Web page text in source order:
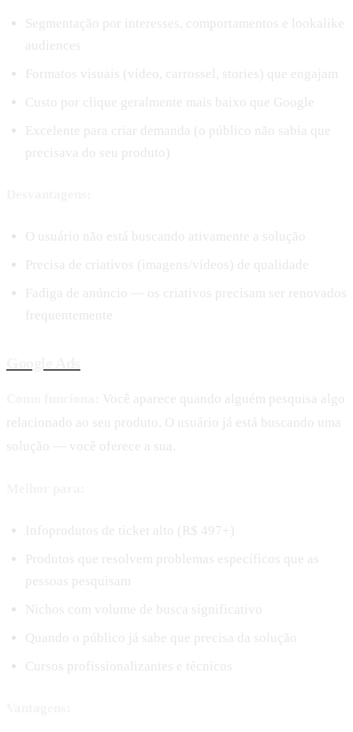
Segmentação por interesses, comportamentos e lookalike
audiences
Formatos visuais (vídeo, carrossel, stories) que engajam
Custo por clique geralmente mais baixo que Google
Excelente para criar demanda (o público não sabia que
precisava do seu produto)
O usuário não está buscando ativamente a solução
Precisa de criativos (imagens/vídeos) de qualidade
Fadiga de anúncio — os criativos precisam ser renovados
frequentemente
Você aparece quando alguém pesquisa algo
relacionado ao seu produto. O usuário já está buscando uma
solução — você oferece a sua.
Infoprodutos de ticket alto (R$ 497+)
Produtos que resolvem problemas específicos que as
pessoas pesquisam
Nichos com volume de busca significativo
Quando o público já sabe que precisa da solução
Cursos profissionalizantes e técnicos